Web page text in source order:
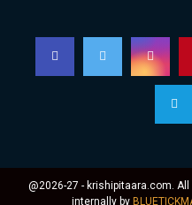
@2026-27 - krishipitaara.com.
internally by